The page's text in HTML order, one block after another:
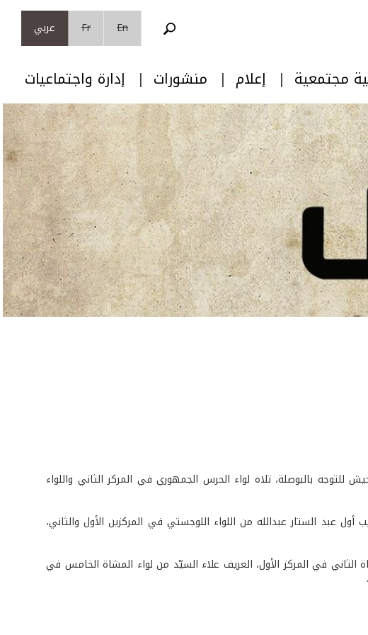
En
Fr عربي
مجتمعية إعلام منشورات إدارة واجتماعيات
بالبوصلة، تلاه لواء الحرس الجمهوري في المركز الثاني واللواء
عبد الستار عبدالله من اللواء اللوجستي في المركزين الأول والثاني،
في المركز الأول، العريف علاء السيّد من لواء المشاة الخامس في